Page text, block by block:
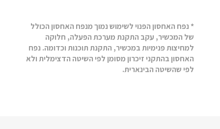
* נפח האחסון הפנוי לשימוש נמוך מנפח האחסון הכולל
של המכשיר, עקב התקנת מערכת הפעלה, חלוקה
למחיצות פנימיות במכשיר, התקנת תוכנות וכדומה. נפח
האחסון בהתקני זיכרון מסומן לפי השיטה הדצימלית ולא
לפי שהשיטה הבינארית.